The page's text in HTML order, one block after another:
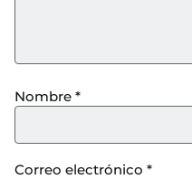
Nombre *
Correo electrónico *